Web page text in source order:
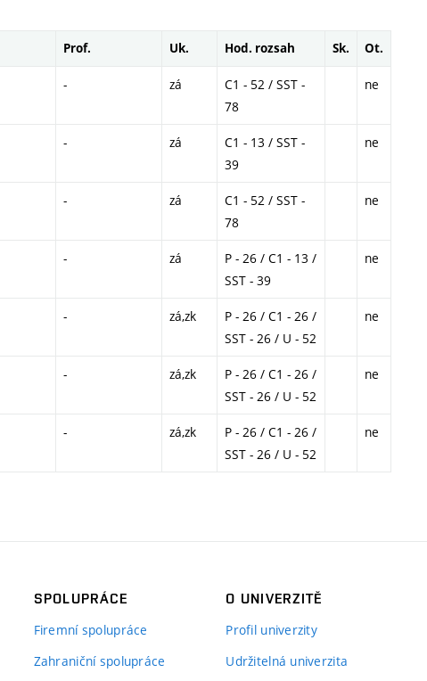
Prof. Uk. Hod. rozsah Sk. Ot.
- zá
C1 - 52 / SST -
78
ne
- zá
C1 - 13 / SST -
39
ne
- zá
C1 - 52 / SST -
78
ne
- zá
P - 26 / C1 - 13 /
SST - 39
ne
- zá,zk
P - 26 / C1 - 26 /
SST - 26 / U - 52
ne
- zá,zk
P - 26 / C1 - 26 /
SST - 26 / U - 52
ne
- zá,zk
P - 26 / C1 - 26 /
SST - 26 / U - 52
ne
SPOLUPRÁCE
Firemní spolupráce
Zahraniční spolupráce
O UNIVERZITĚ
Profil univerzity
Udržitelná univerzita